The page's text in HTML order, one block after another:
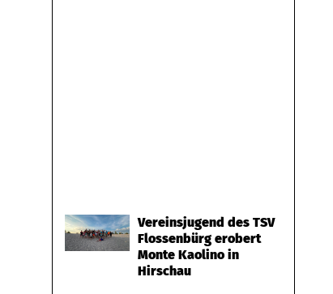
Vereinsjugend des TSV
Flossenbürg erobert
Monte Kaolino in
Hirschau